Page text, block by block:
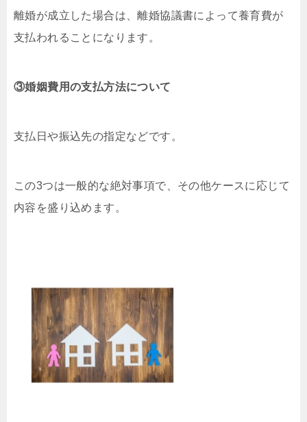
離婚が成立した場合は、離婚協議書によって養育費が
支払われることになります。
③婚姻費用の支払方法について
支払日や振込先の指定などです。
この3つは一般的な絶対事項で、その他ケースに応じて
内容を盛り込めます。